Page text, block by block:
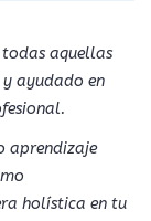
todas aquellas
ayudado en
aprendizaje
holística en tu